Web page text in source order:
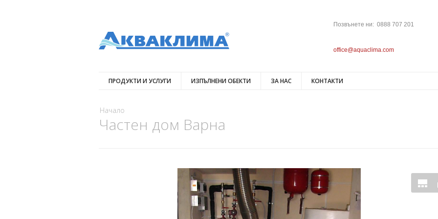
Позвънете ни: 0888 707 201
office@aquaclima.com
ПРОДУКТИ И УСЛУГИ ИЗПЪЛНЕНИ ОБЕКТИ ЗА НАС КОНТАКТИ
Вие сте тук
Начало
Частен дом Варна